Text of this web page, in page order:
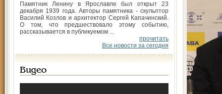
Памятник Ленину в Ярославле был открыт 23
декабря 1939 года. Авторы памятника - скульптор
Василий Козлов и архитектор Сергей Капачинский.
О том, что предшествовало этому событию,
рассказывается в публикуемом ...
прочитать
Все новости за сегодня
Видео